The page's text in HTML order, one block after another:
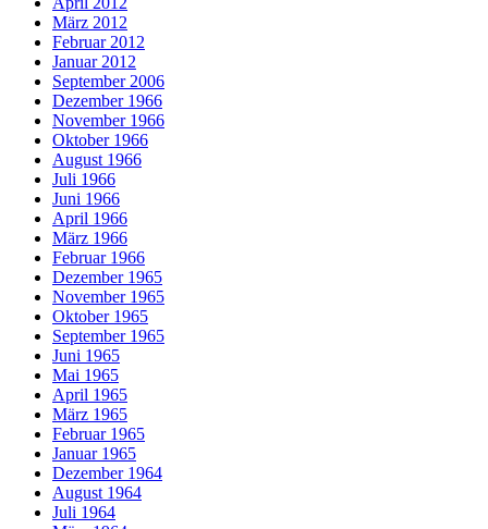
März 2012
Februar 2012
Januar 2012
September 2006
Dezember 1966
November 1966
Oktober 1966
August 1966
Juli 1966
Juni 1966
April 1966
März 1966
Februar 1966
Dezember 1965
November 1965
Oktober 1965
September 1965
Juni 1965
Mai 1965
April 1965
März 1965
Februar 1965
Januar 1965
Dezember 1964
August 1964
Juli 1964